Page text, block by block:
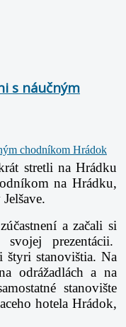
s náučným
stretli na Hrádku
na Hrádku,
a začali si
prezentácii.
stanovištia. Na
odrážadlách a na
stanovište
hotela Hrádok,